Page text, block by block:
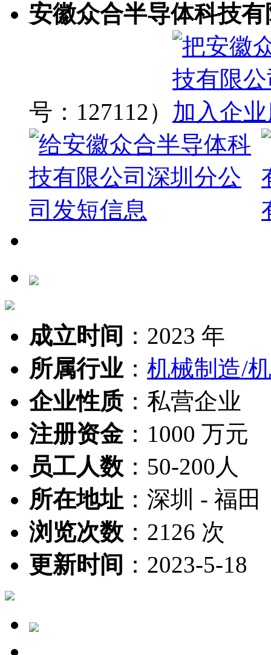
安徽众合半导体科技
号：127112）
成立时间 ： 2023 年
所属行业： 机械制造/
企业性质： 私营企业
注册资金： 1000 万元
员工人数 ： 50-200人
所在地址 ： 深圳 - 福田
浏览次数 ： 2126 次
更新时间 ： 2023-5-18